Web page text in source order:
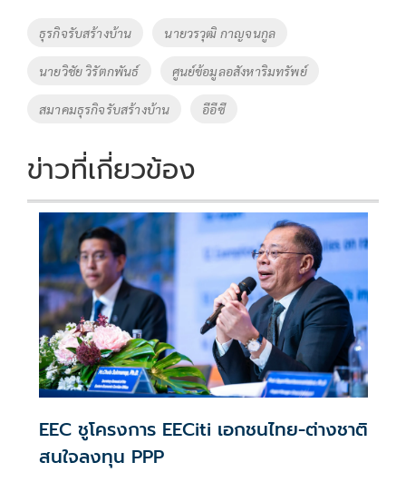
o
o
k
n
k
Tags
ธุรกิจรับสร้างบ้าน นายวรวุฒิ กาญจนกูล
นายวิชัย วิรัตกพันธ์ ศูนย์ข้อมูลอสังหาริมทรัพย์
สมาคมธุรกิจรับสร้างบ้าน อีอีซี
ข่าวที่เกี่ยวข้อง
EEC ชูโครงการ EECiti เอกชนไทย-ต่างชาติ
สนใจลงทุน PPP